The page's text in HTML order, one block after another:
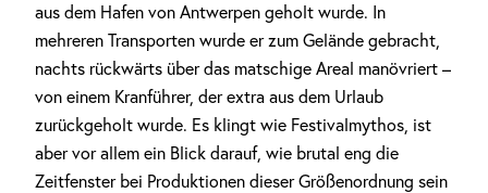
aus dem Hafen von Antwerpen geholt wurde. In
mehreren Transporten wurde er zum Gelände gebracht,
nachts rückwärts über das matschige Areal manövriert –
von einem Kranführer, der extra aus dem Urlaub
zurückgeholt wurde. Es klingt wie Festivalmythos, ist
aber vor allem ein Blick darauf, wie brutal eng die
Zeitfenster bei Produktionen dieser Größenordnung sein